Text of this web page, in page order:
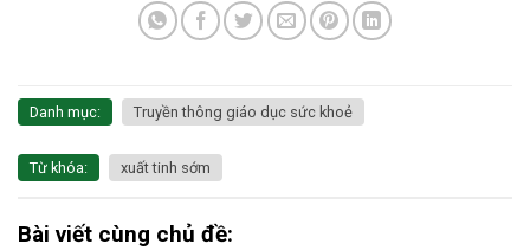
Danh mục: Truyền thông giáo dục sức khoẻ
Từ khóa: xuất tinh sớm
Bài viết cùng chủ đề: